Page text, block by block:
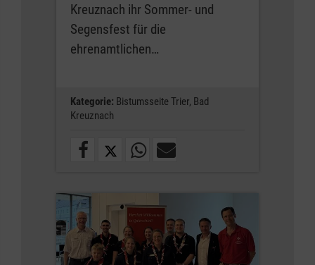
Kreuznach ihr Sommer- und
Segensfest für die
ehrenamtlichen…
Kategorie: Bistumsseite Trier, Bad
Kreuznach